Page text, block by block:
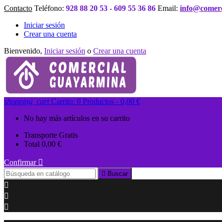
Contacto Teléfono: 928 88 20 53 - 609 55 36 86 Email:
Iniciar sesión
Crear una cuenta
Bienvenido, Iniciar sesión o Crear una cuenta
shopping_cart Carrito: 0 Productos - 0,00 €
No hay más artículos en su carrito
Transporte Gratis
Total 0,00 €
Confirmar 
 Buscar


